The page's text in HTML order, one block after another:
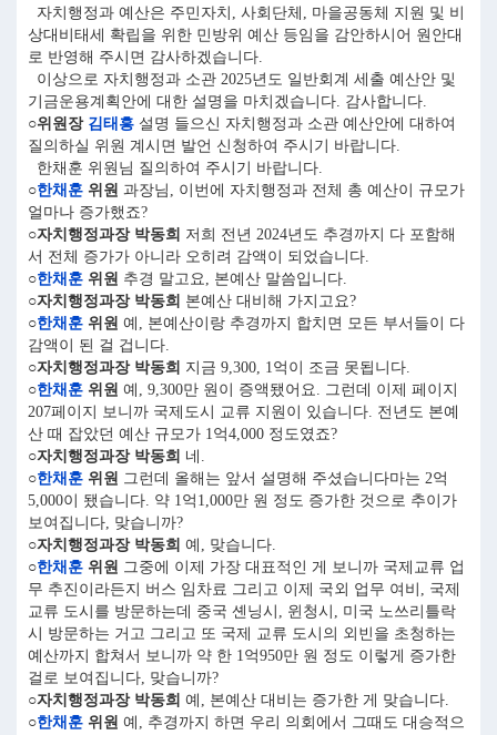
자치행정과 예산은 주민자치, 사회단체, 마을공동체 지원 및 비
상대비태세 확립을 위한 민방위 예산 등임을 감안하시어 원안대
로 반영해 주시면 감사하겠습니다.
이상으로 자치행정과 소관 2025년도 일반회계 세출 예산안 및
기금운용계획안에 대한 설명을 마치겠습니다. 감사합니다.
○위원장 김태흥 설명 들으신 자치행정과 소관 예산안에 대하여
질의하실 위원 계시면 발언 신청하여 주시기 바랍니다.
한채훈 위원님 질의하여 주시기 바랍니다.
○한채훈 위원 과장님, 이번에 자치행정과 전체 총 예산이 규모가
얼마나 증가했죠?
○자치행정과장 박동희 저희 전년 2024년도 추경까지 다 포함해
서 전체 증가가 아니라 오히려 감액이 되었습니다.
○한채훈 위원 추경 말고요, 본예산 말씀입니다.
○자치행정과장 박동희 본예산 대비해 가지고요?
○한채훈 위원 예, 본예산이랑 추경까지 합치면 모든 부서들이 다
감액이 된 걸 겁니다.
○자치행정과장 박동희 지금 9,300, 1억이 조금 못됩니다.
○한채훈 위원 예, 9,300만 원이 증액됐어요. 그런데 이제 페이지
207페이지 보니까 국제도시 교류 지원이 있습니다. 전년도 본예
산 때 잡았던 예산 규모가 1억4,000 정도였죠?
○자치행정과장 박동희 네.
○한채훈 위원 그런데 올해는 앞서 설명해 주셨습니다마는 2억
5,000이 됐습니다. 약 1억1,000만 원 정도 증가한 것으로 추이가
보여집니다, 맞습니까?
○자치행정과장 박동희 예, 맞습니다.
○한채훈 위원 그중에 이제 가장 대표적인 게 보니까 국제교류 업
무 추진이라든지 버스 임차료 그리고 이제 국외 업무 여비, 국제
교류 도시를 방문하는데 중국 셴닝시, 윈청시, 미국 노쓰리틀락
시 방문하는 거고 그리고 또 국제 교류 도시의 외빈을 초청하는
예산까지 합쳐서 보니까 약 한 1억950만 원 정도 이렇게 증가한
걸로 보여집니다, 맞습니까?
○자치행정과장 박동희 예, 본예산 대비는 증가한 게 맞습니다.
○한채훈 위원 예, 추경까지 하면 우리 의회에서 그때도 대승적으